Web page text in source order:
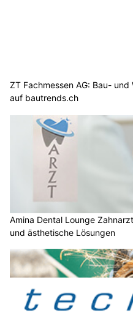
ZT Fachmessen AG: Bau-
auf bautrends.ch
Amina Dental Lounge
und ästhetische Lösungen